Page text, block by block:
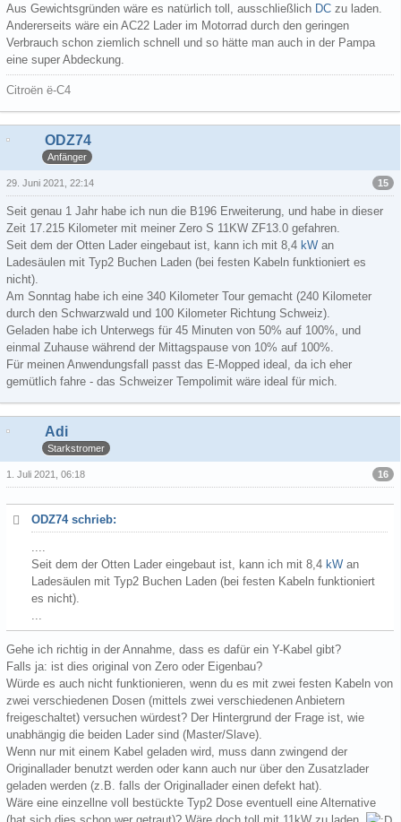
Aus Gewichtsgründen wäre es natürlich toll, ausschließlich DC zu laden.
Andererseits wäre ein AC22 Lader im Motorrad durch den geringen
Verbrauch schon ziemlich schnell und so hätte man auch in der Pampa
eine super Abdeckung.
Citroën ë-C4
ODZ74
Anfänger
15
29. Juni 2021, 22:14
Seit genau 1 Jahr habe ich nun die B196 Erweiterung, und habe in dieser
Zeit 17.215 Kilometer mit meiner Zero S 11KW ZF13.0 gefahren.
Seit dem der Otten Lader eingebaut ist, kann ich mit 8,4 kW an
Ladesäulen mit Typ2 Buchen Laden (bei festen Kabeln funktioniert es
nicht).
Am Sonntag habe ich eine 340 Kilometer Tour gemacht (240 Kilometer
durch den Schwarzwald und 100 Kilometer Richtung Schweiz).
Geladen habe ich Unterwegs für 45 Minuten von 50% auf 100%, und
einmal Zuhause während der Mittagspause von 10% auf 100%.
Für meinen Anwendungsfall passt das E-Mopped ideal, da ich eher
gemütlich fahre - das Schweizer Tempolimit wäre ideal für mich.
Adi
Starkstromer
16
1. Juli 2021, 06:18
ODZ74 schrieb:
....
Seit dem der Otten Lader eingebaut ist, kann ich mit 8,4 kW an
Ladesäulen mit Typ2 Buchen Laden (bei festen Kabeln funktioniert
es nicht).
...
Gehe ich richtig in der Annahme, dass es dafür ein Y-Kabel gibt?
Falls ja: ist dies original von Zero oder Eigenbau?
Würde es auch nicht funktionieren, wenn du es mit zwei festen Kabeln von
zwei verschiedenen Dosen (mittels zwei verschiedenen Anbietern
freigeschaltet) versuchen würdest? Der Hintergrund der Frage ist, wie
unabhängig die beiden Lader sind (Master/Slave).
Wenn nur mit einem Kabel geladen wird, muss dann zwingend der
Originallader benutzt werden oder kann auch nur über den Zusatzlader
geladen werden (z.B. falls der Originallader einen defekt hat).
Wäre eine einzellne voll bestückte Typ2 Dose eventuell eine Alternative